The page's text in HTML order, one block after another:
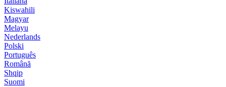
Kiswahili
Magyar
Melayu
Nederlands
Polski
Português
Română
Shqip
Suomi